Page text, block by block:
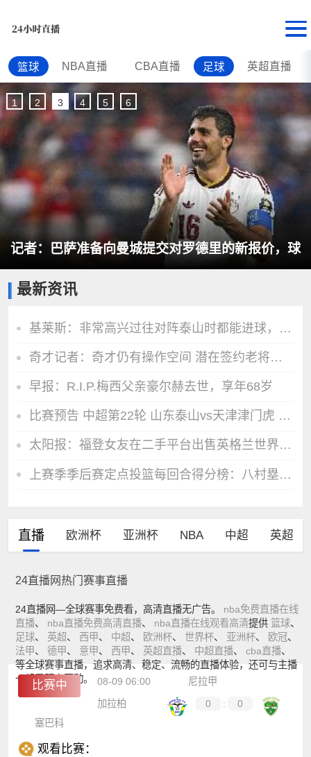
篮球 NBA直播 CBA直播 足球 英超直播
记者：巴萨准备向曼城提交对罗德里的新报价，球
1 2 3 4 5 6
最新资讯
基莱斯：非常高兴过往对阵泰山时都能进球，希望帮助球队客场取胜
奇才记者：奇才仍有操作空间 潜在签约老将人选威少德罗赞在列
早报：R.I.P.梅西父亲豪尔赫去世，享年68岁
比赛预告 中超第22轮 山东泰山vs天津津门虎 8月9日20:00
太阳报：福登女友在二手平台出售英格兰世界杯球衣，标价70英镑
上赛季季后赛定点投篮每回合得分榜：八村塁第一 唐斯第三 OG第六
直播 欧洲杯 亚洲杯 NBA 中超 英超
24直播网热门赛事直播
24直播网—全球赛事免费看，高清直播无广告。 nba免费直播在线
直播、 nba直播免费高清直播、 nba直播在线观看高清提供 篮球、
足球、 英超、 西甲、 中超、 欧洲杯、 世界杯、 亚洲杯、 欧冠、
法甲、 德甲、 意甲、 西甲、 英超直播、 中超直播、 cba直播、
等全球赛事直播，追求高清、稳定、流畅的直播体验，还可与主播
一起零距离互动。
比赛中 08-09 06:00
尼拉甲
加拉柏
0 :
0
塞巴科
观看比赛：